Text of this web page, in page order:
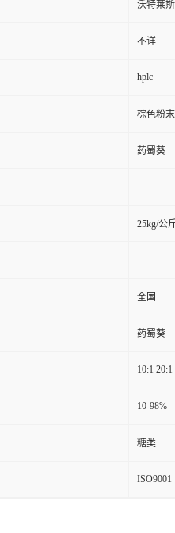
沃特莱
不详
hplc
棕色粉末
药蜀葵
25kg/公
全国
药蜀葵
10:1 20:1
10-98%
糖类
ISO9001